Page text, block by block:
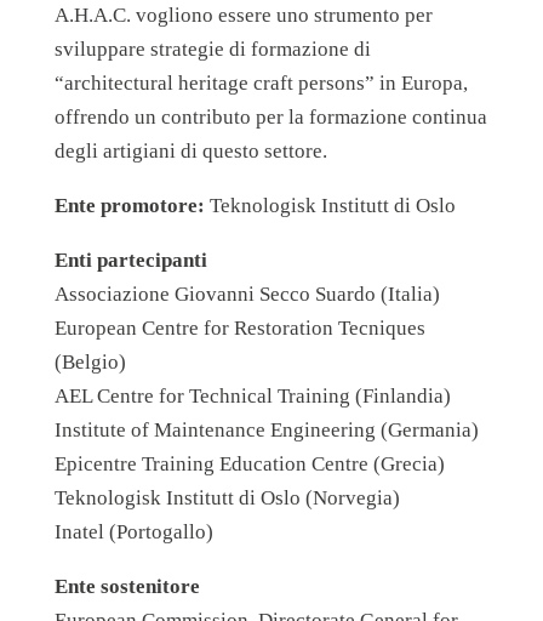
A.H.A.C. vogliono essere uno strumento per
sviluppare strategie di formazione di
“architectural heritage craft persons” in Europa,
offrendo un contributo per la formazione continua
degli artigiani di questo settore.
Ente promotore: Teknologisk Institutt di Oslo
Enti partecipanti
Associazione Giovanni Secco Suardo (Italia)
European Centre for Restoration Tecniques
(Belgio)
AEL Centre for Technical Training (Finlandia)
Institute of Maintenance Engineering (Germania)
Epicentre Training Education Centre (Grecia)
Teknologisk Institutt di Oslo (Norvegia)
Inatel (Portogallo)
Ente sostenitore